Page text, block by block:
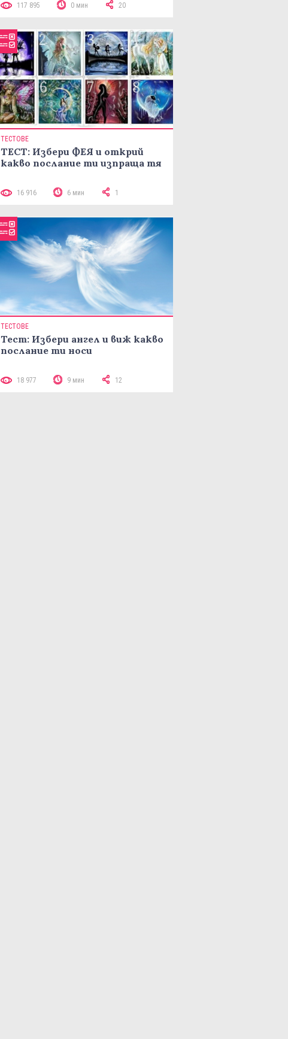
117 895 0 мин 20
ТЕСТОВЕ
ТЕСТ: Избери ФЕЯ и открий
какво послание ти изпраща тя
16 916 6 мин 1
ТЕСТОВЕ
Тест: Избери ангел и виж какво
послание ти носи
18 977 9 мин 12